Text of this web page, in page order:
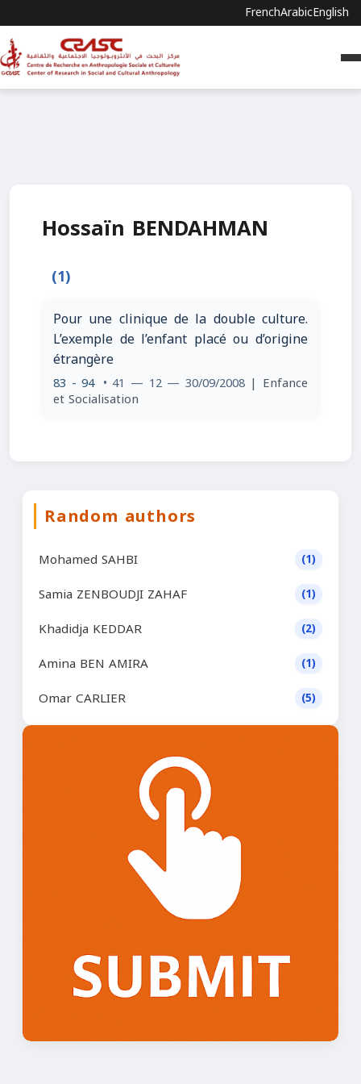
FrenchArabicEnglish
Hossaïn BENDAHMAN
(1)
Pour une clinique de la double culture.
L’exemple de l’enfant placé ou d’origine
étrangère
83 - 94 • 41 — 12 — 30/09/2008 | Enfance
et Socialisation
Random authors
Mohamed SAHBI (1)
Samia ZENBOUDJI ZAHAF (1)
Khadidja KEDDAR (2)
Amina BEN AMIRA (1)
Omar CARLIER (5)